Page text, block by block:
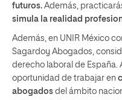
futuros. Además,
simula la realidad
Además, en UNIR México
Sagardoy Abogados,
derecho laboral de España.
oportunidad de trabajar en
abogados del ámbito